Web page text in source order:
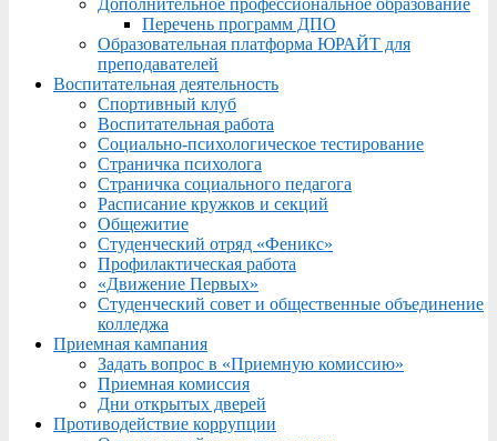
Дополнительное профессиональное образование
Перечень программ ДПО
Образовательная платформа ЮРАЙТ для
преподавателей
Воспитательная деятельность
Спортивный клуб
Воспитательная работа
Социально-психологическое тестирование
Страничка психолога
Страничка социального педагога
Расписание кружков и секций
Общежитие
Студенческий отряд «Феникс»
Профилактическая работа
«Движение Первых»
Студенческий совет и общественные объединение
колледжа
Приемная кампания
Задать вопрос в «Приемную комиссию»
Приемная комиссия
Дни открытых дверей
Противодействие коррупции